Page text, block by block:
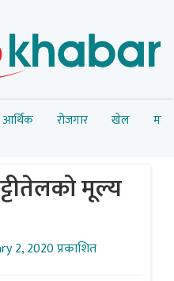
आर्थिक रोजगार खेल
मूल्य
2, 2020 प्रकाशित